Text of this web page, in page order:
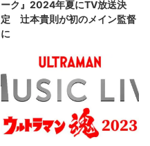
ーク』2024年夏にTV放送決
定 辻本貴則が初のメイン監督
に